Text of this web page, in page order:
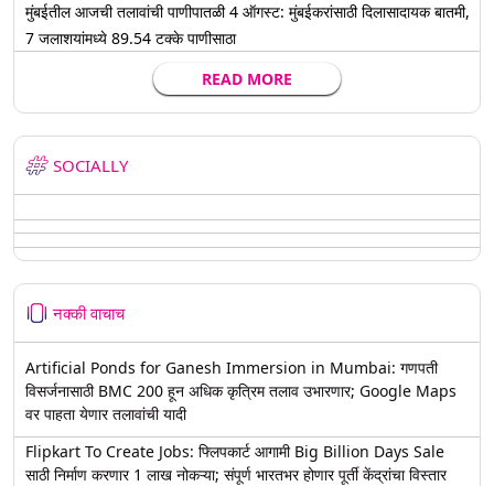
मुंबईतील आजची तलावांची पाणीपातळी 4 ऑगस्ट: मुंबईकरांसाठी दिलासादायक बातमी,
7 जलाशयांमध्ये 89.54 टक्के पाणीसाठा
READ MORE
SOCIALLY
नक्की वाचाच
Artificial Ponds for Ganesh Immersion in Mumbai: गणपती
विसर्जनासाठी BMC 200 हून अधिक कृत्रिम तलाव उभारणार; Google Maps
वर पाहता येणार तलावांची यादी
Flipkart To Create Jobs: फ्लिपकार्ट आगामी Big Billion Days Sale
साठी निर्माण करणार 1 लाख नोकऱ्या; संपूर्ण भारतभर होणार पूर्ती केंद्रांचा विस्तार